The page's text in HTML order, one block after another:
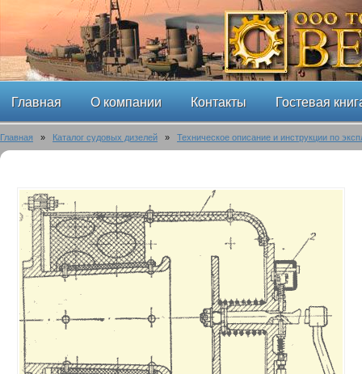
Главная О компании Контакты Гостевая
Главная » Каталог судовых дизелей » Техническое описание и инструкции по